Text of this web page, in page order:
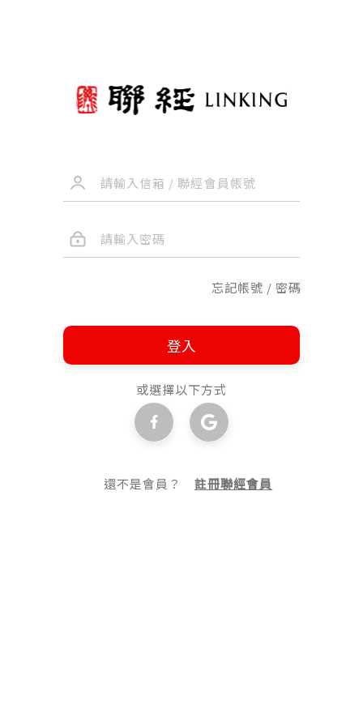
忘記帳號 / 密碼
登入
或選擇以下方式
還不是會員？註冊聯經會員